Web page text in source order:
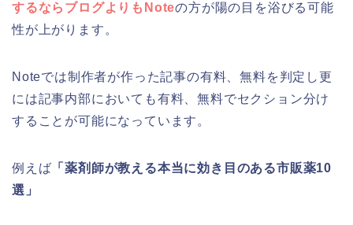
するならブログよりもNoteの方が陽の目を浴びる可能
性が上がります。
Noteでは制作者が作った記事の有料、無料を判定し更
には記事内部においても有料、無料でセクション分け
することが可能になっています。
例えば 「薬剤師が教える本当に効き目のある市販薬10
選」